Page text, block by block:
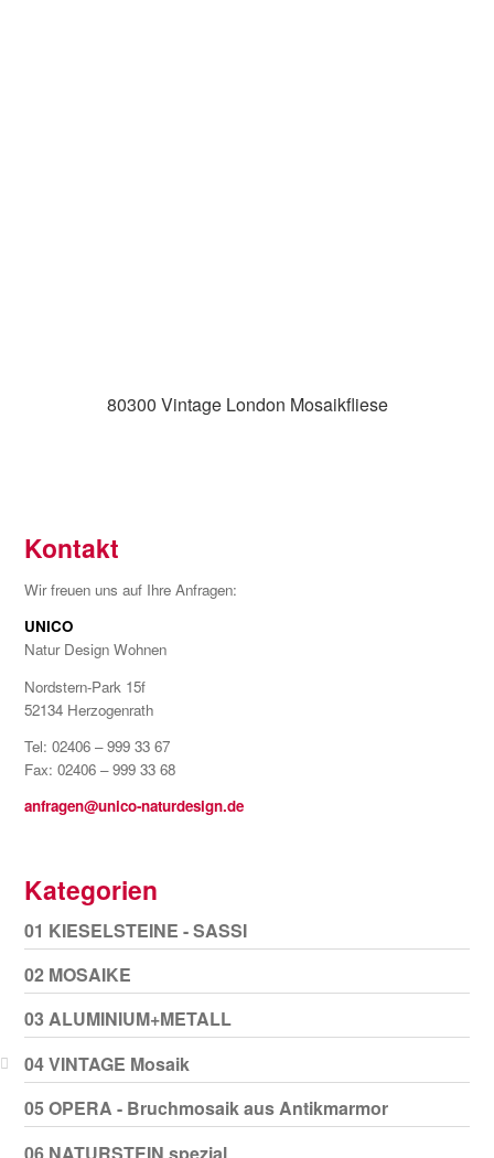
80300 Vintage London Mosaikfliese
Kontakt
Wir freuen uns auf Ihre Anfragen:
UNICO
Natur Design Wohnen
Nordstern-Park 15f
52134 Herzogenrath
Tel: 02406 – 999 33 67
Fax: 02406 – 999 33 68
anfragen@unico-naturdesign.de
Kategorien
01 KIESELSTEINE - SASSI
02 MOSAIKE
03 ALUMINIUM+METALL
04 VINTAGE Mosaik
05 OPERA - Bruchmosaik aus Antikmarmor
06 NATURSTEIN spezial